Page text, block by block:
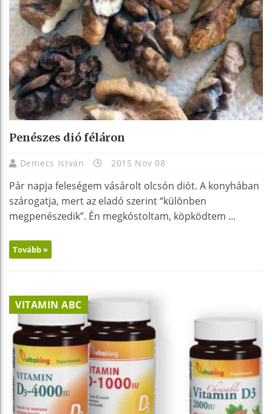
Penészes dió féláron
Demecs István 2015 Nov 08
Pár napja feleségem vásárolt olcsón diót. A konyhában
szárogatja, mert az eladó szerint “különben
megpenészedik”. Én megkóstoltam, köpködtem ...
Tovább »
VITAMIN ABC